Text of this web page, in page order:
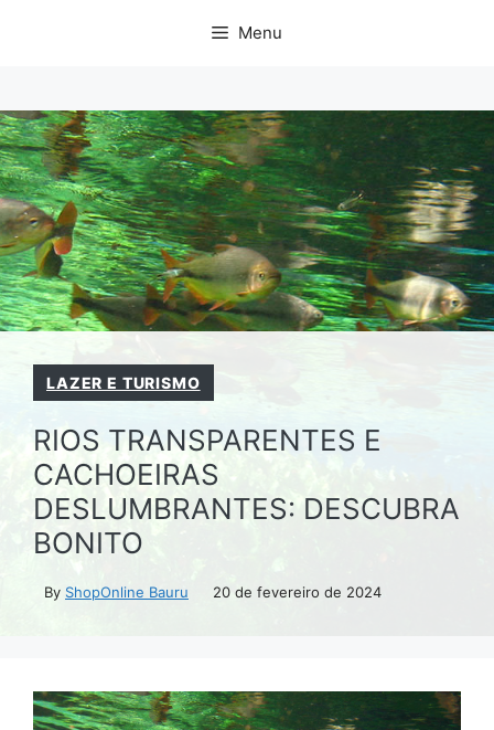
Menu
LAZER E TURISMO
RIOS TRANSPARENTES E
CACHOEIRAS
DESLUMBRANTES: DESCUBRA
BONITO
By ShopOnline Bauru 20 de fevereiro de 2024